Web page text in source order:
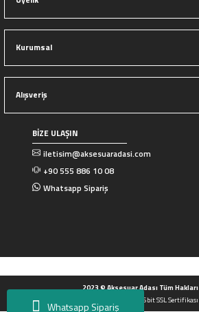
Whatsapp Sipariş
Kurumsal
Alışveriş
BİZE ULAŞIN
iletisim@aksesuaradasi.com
+90 555 886 10 08
Whatsapp Sipariş
2023 © Aksesuar Adası Tüm Hakları
Tüm Kredi kartı bilgileriniz 256bit SSL